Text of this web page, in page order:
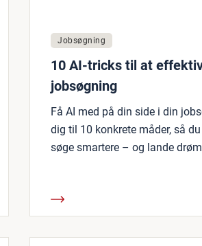
Jobsøgning
10 AI-tricks til at
jobsøgning
Få AI med på din side i din
dig til 10 konkrete måder, så
søge smartere – og lande